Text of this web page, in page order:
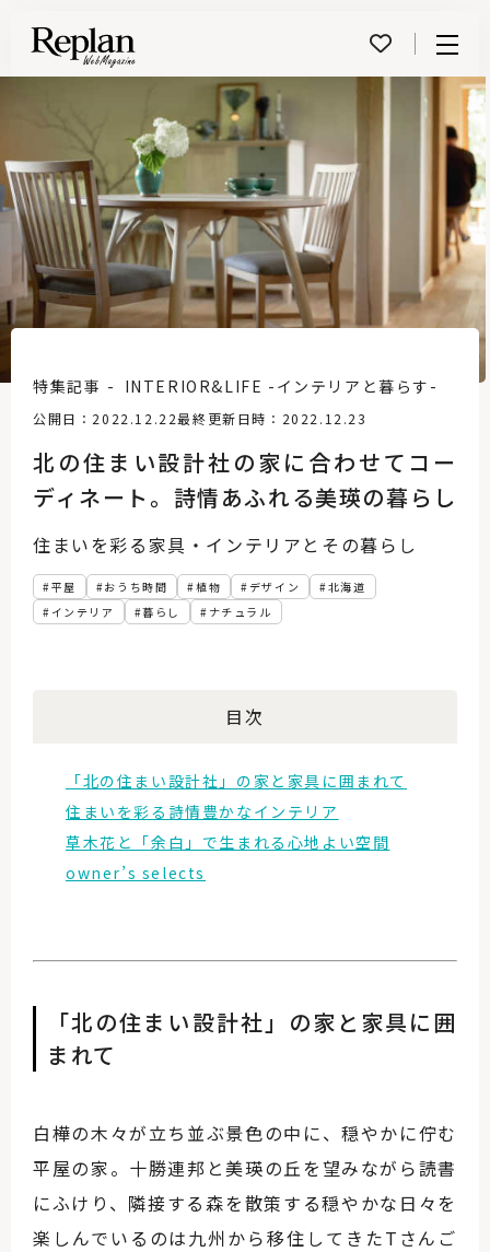
北の住まい設計社の家に合わせてコー
ディネート。詩情あふれる美瑛の暮らし
公開日：2022.12.22最終更新日時：2022.12.23
特集記事 INTERIOR&LIFE -インテリアと暮らす-
平屋 おうち時間 植物 デザイン
北海道
インテリア
暮らし ナチュラル
住まいを彩る家具・インテリアとその暮らし
目次
「北の住まい設計社」の家と家具に囲まれて
住まいを彩る詩情豊かなインテリア
草木花と「余白」で生まれる心地よい空間
owner’s selects
「北の住まい設計社」の家と家具に囲
まれて
白樺の木々が立ち並ぶ景色の中に、穏やかに佇む
平屋の家。十勝連邦と美瑛の丘を望みながら読書
にふけり、隣接する森を散策する穏やかな日々を
楽しんでいるのは九州から移住してきたTさんご